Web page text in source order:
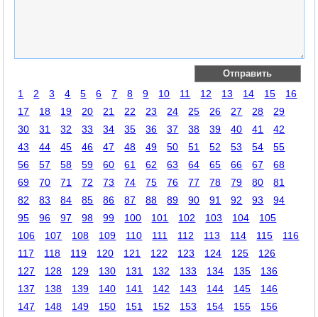
1 2 3 4 5 6 7 8 9 10 11 12 13 14 15
16
17
18 19 20 21 22 23 24 25 26 27 28
29
30
31 32 33 34 35 36 37 38 39 40 41
42
43
44 45 46 47 48 49 50 51 52 53 54
55
56
57 58 59 60 61 62 63 64 65 66 67
68
69
70 71 72 73 74 75 76 77 78 79 80
81
82
83 84 85 86 87 88 89 90 91 92 93
94
95
96 97 98 99 100 101 102 103 104
105
106
107 108 109 110 111 112 113 114 115
116
117
118 119 120 121 122 123 124 125
126
127
128 129 130 131 132 133 134 135
136
137
138 139 140 141 142 143 144 145
146
147
148 149 150 151 152 153 154 155
156